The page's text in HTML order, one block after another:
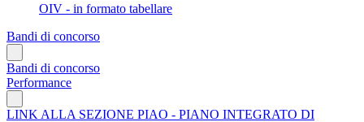
OIV - in formato tabellare
Bandi di concorso
Bandi di concorso
Performance
LINK ALLA SEZIONE PIAO - PIANO INTEGRATO DI